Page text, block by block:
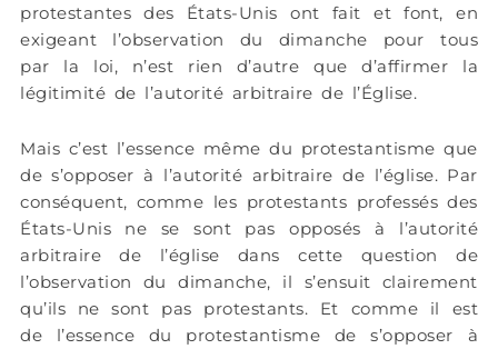
protestantes des États-Unis ont fait et font, en
exigeant l’observation du dimanche pour tous
par la loi, n’est rien d’autre que d’affirmer la
légitimité de l’autorité arbitraire de l’Église.
Mais c’est l’essence même du protestantisme que
de s’opposer à l’autorité arbitraire de l’église. Par
conséquent, comme les protestants professés des
États-Unis ne se sont pas opposés à l’autorité
arbitraire de l’église dans cette question de
l’observation du dimanche, il s’ensuit clairement
qu’ils ne sont pas protestants. Et comme il est
de l’essence du protestantisme de s’opposer à